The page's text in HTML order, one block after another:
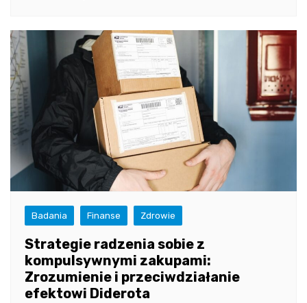
Badania Finanse Zdrowie
Strategie radzenia sobie z
kompulsywnymi zakupami:
Zrozumienie i przeciwdziałanie
efektowi Diderota